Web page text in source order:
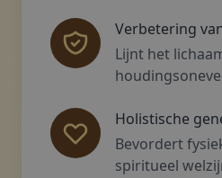
Verbetering
Lijnt het
Holistische
Bevordert
spiritueel